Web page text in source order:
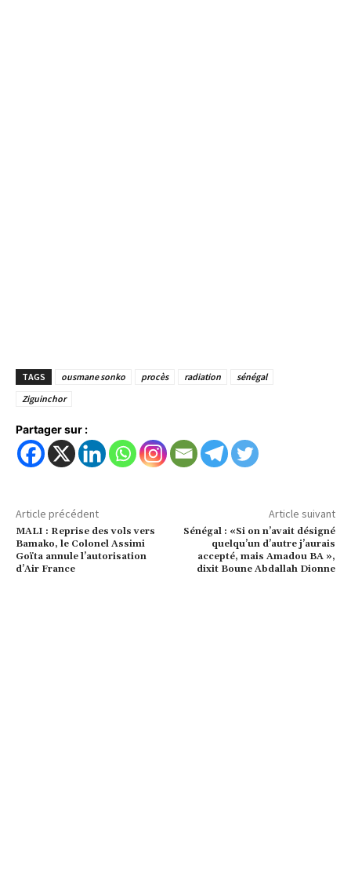
TAGS ousmane sonko procès radiation
sénégal
Ziguinchor
Partager sur :
Article précédent
MALI : Reprise des vols vers
Bamako, le Colonel Assimi
Goïta annule l’autorisation
d’Air France
Article suivant
Sénégal : «Si on n’avait désigné
quelqu’un d’autre j’aurais
accepté, mais Amadou BA »,
dixit Boune Abdallah Dionne